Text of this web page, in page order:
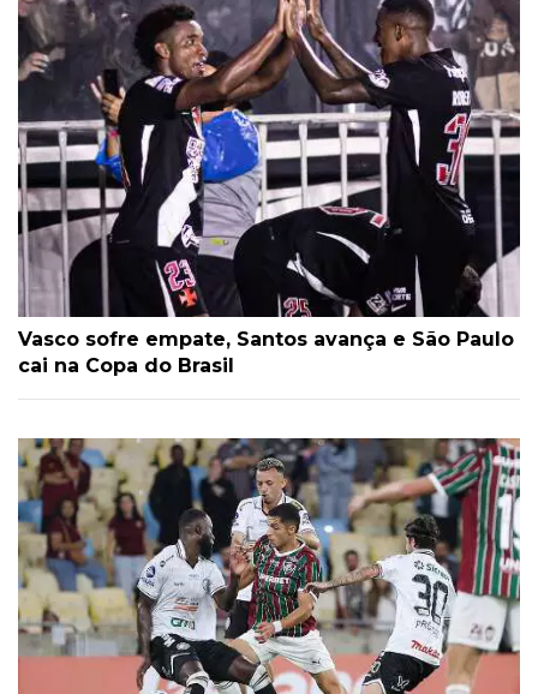
Vasco sofre empate, Santos avança e São Paulo
cai na Copa do Brasil